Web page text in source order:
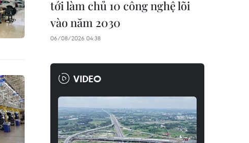
tới làm chủ 10 công nghệ lõi
vào năm 2030
06/08/2026 04:38
VIDEO